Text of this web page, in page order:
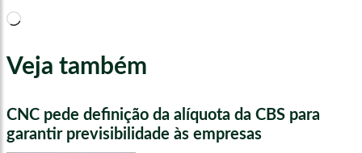
Carregando...
Veja também
CNC pede definição da alíquota da CBS para
garantir previsibilidade às empresas